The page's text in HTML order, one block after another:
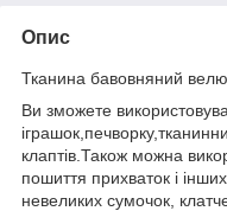
Опис
Тканина бавовняний
Ви зможете
клаптів.Також можна
пошиття прихваток і
невеликих сумочок,